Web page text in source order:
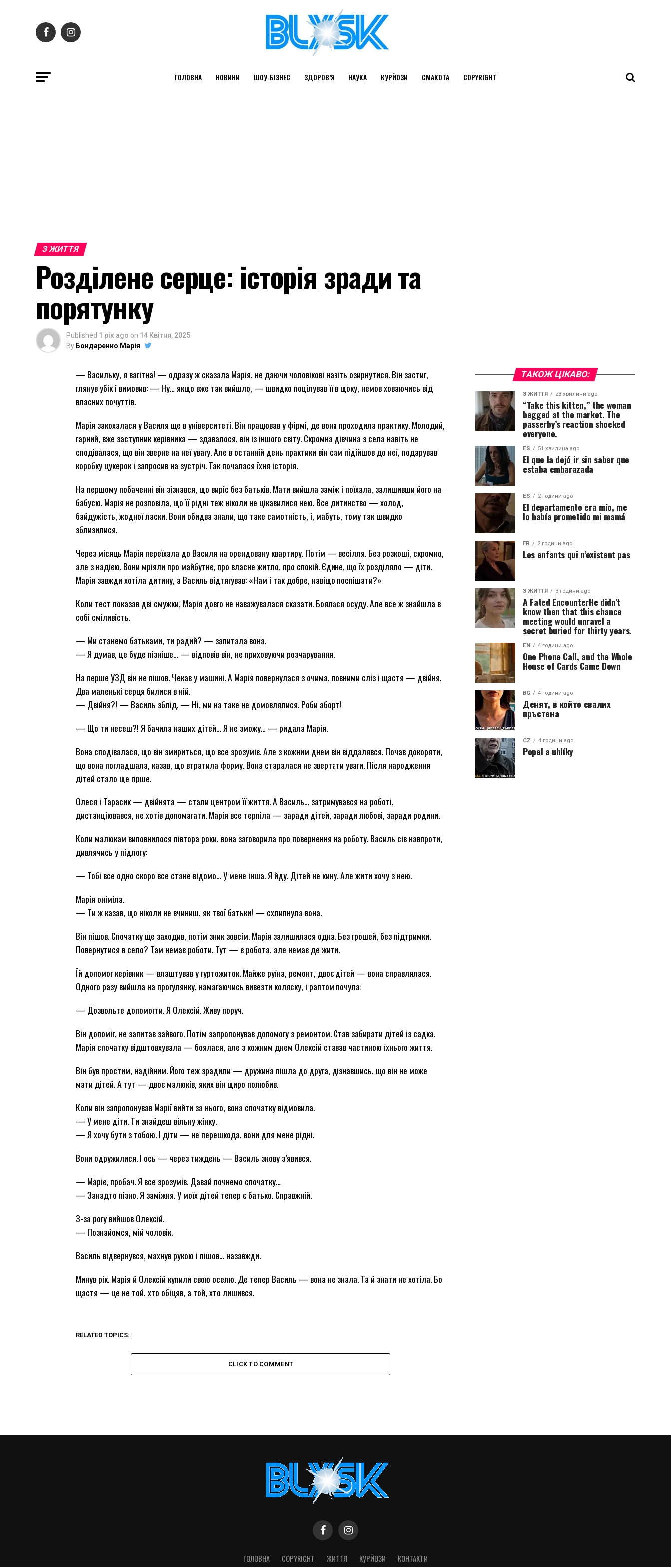
ГОЛОВНА НОВИНИ ШОУ-БІЗНЕС ЗДОРОВ’Я НАУКА КУРЙОЗИ СМАКОТА COPYRIGHT
З ЖИТТЯ
Розділене серце: історія зради та
порятунку
Published 1 рік ago on 14 Квітня, 2025
By Бондаренко Марія
— Васильку, я вагітна! — одразу ж сказала Марія, не даючи чоловікові навіть озирнутися. Він застиг,
глянув убік і вимовив: — Ну… якщо вже так вийшло, — швидко поцілував її в щоку, немов ховаючись від
власних почуттів.
Марія закохалася у Василя ще в університеті. Він працював у фірмі, де вона проходила практику. Молодий,
гарний, вже заступник керівника — здавалося, він із іншого світу. Скромна дівчина з села навіть не
сподівалася, що він зверне на неї увагу. Але в останній день практики він сам підійшов до неї, подарував
коробку цукерок і запросив на зустріч. Так почалася їхня історія.
На першому побаченні він зізнався, що виріс без батьків. Мати вийшла заміж і поїхала, залишивши його на
бабусю. Марія не розповіла, що її рідні теж ніколи не цікавилися нею. Все дитинство — холод,
байдужість, жодної ласки. Вони обидва знали, що таке самотність, і, мабуть, тому так швидко
зблизилися.
Через місяць Марія переїхала до Василя на орендовану квартиру. Потім — весілля. Без розкоші, скромно,
але з надією. Вони мріяли про майбутнє, про власне житло, про спокій. Єдине, що їх розділяло — діти.
Марія завжди хотіла дитину, а Василь відтягував: «Нам і так добре, навіщо поспішати?»
Коли тест показав дві смужки, Марія довго не наважувалася сказати. Боялася осуду. Але все ж знайшла в
собі сміливість.
— Ми станемо батьками, ти радий? — запитала вона.
— Я думав, це буде пізніше… — відповів він, не приховуючи розчарування.
На перше УЗД він не пішов. Чекав у машині. А Марія повернулася з очима, повними сліз і щастя — двійня.
Два маленькі серця билися в ній.
— Двійня?! — Василь зблід. — Ні, ми на таке не домовлялися. Роби аборт!
— Що ти несеш?! Я бачила наших дітей… Я не зможу… — ридала Марія.
Вона сподівалася, що він змириться, що все зрозуміє. Але з кожним днем він віддалявся. Почав докоряти,
що вона погладшала, казав, що втратила форму. Вона старалася не звертати уваги. Після народження
дітей стало ще гірше.
Олеся і Тарасик — двійнята — стали центром її життя. А Василь… затримувався на роботі,
дистанціювався, не хотів допомагати. Марія все терпіла — заради дітей, заради любові, заради родини.
Коли малюкам виповнилося півтора роки, вона заговорила про повернення на роботу. Василь сів навпроти,
дивлячись у підлогу:
— Тобі все одно скоро все стане відомо… У мене інша. Я йду. Дітей не кину. Але жити хочу з нею.
Марія оніміла.
— Ти ж казав, що ніколи не вчиниш, як твої батьки! — схлипнула вона.
Він пішов. Спочатку ще заходив, потім зник зовсім. Марія залишилася одна. Без грошей, без підтримки.
Повернутися в село? Там немає роботи. Тут — є робота, але немає де жити.
Їй допомог керівник — влаштував у гуртожиток. Майже руїна, ремонт, двоє дітей — вона справлялася.
Одного разу вийшла на прогулянку, намагаючись вивезти коляску, і раптом почула:
— Дозвольте допомогти. Я Олексій. Живу поруч.
Він допоміг, не запитав зайвого. Потім запропонував допомогу з ремонтом. Став забирати дітей із садка.
Марія спочатку відштовхувала — боялася, але з кожним днем Олексій ставав частиною їхнього життя.
Він був простим, надійним. Його теж зрадили — дружина пішла до друга, дізнавшись, що він не може
мати дітей. А тут — двоє малюків, яких він щиро полюбив.
Коли він запропонував Марії вийти за нього, вона спочатку відмовила.
— У мене діти. Ти знайдеш вільну жінку.
— Я хочу бути з тобою. І діти — не перешкода, вони для мене рідні.
Вони одружилися. І ось — через тиждень — Василь знову з’явився.
— Маріє, пробач. Я все зрозумів. Давай почнемо спочатку…
— Занадто пізно. Я заміжня. У моїх дітей тепер є батько. Справжній.
З-за рогу вийшов Олексій.
— Познайомся, мій чоловік.
Василь відвернувся, махнув рукою і пішов… назавжди.
Минув рік. Марія й Олексій купили свою оселю. Де тепер Василь — вона не знала. Та й знати не хотіла. Бо
щастя — це не той, хто обіцяв, а той, хто лишився.
RELATED TOPICS:
CLICK TO COMMENT
ТАКОЖ ЦІКАВО:
З ЖИТТЯ 23 хвилини ago
“Take this kitten,” the woman
begged at the market. The
passerby’s reaction shocked
everyone.
ES 51 хвилина ago
El que la dejó ir sin saber que
estaba embarazada
ES 2 години ago
El departamento era mío, me
lo había prometido mi mamá
FR 2 години ago
Les enfants qui n’existent pas
З ЖИТТЯ 3 години ago
A Fated EncounterHe didn’t
know then that this chance
meeting would unravel a
secret buried for thirty years.
EN 4 години ago
One Phone Call, and the Whole
House of Cards Came Down
BG 4 години ago
Денят, в който свалих
пръстена
CZ 4 години ago
Popel a uhlíky
ГОЛОВНА COPYRIGHT ЖИТТЯ КУРЙОЗИ КОНТАКТИ